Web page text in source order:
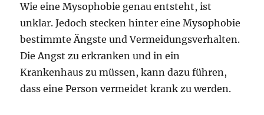
Wie eine Mysophobie genau entsteht, ist
unklar. Jedoch stecken hinter eine Mysophobie
bestimmte Ängste und Vermeidungsverhalten.
Die Angst zu erkranken und in ein
Krankenhaus zu müssen, kann dazu führen,
dass eine Person vermeidet krank zu werden.